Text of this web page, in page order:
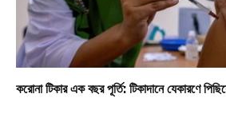
করোনা টিকার এক বছর পূর্তি: টিকাদানে যেকারণে